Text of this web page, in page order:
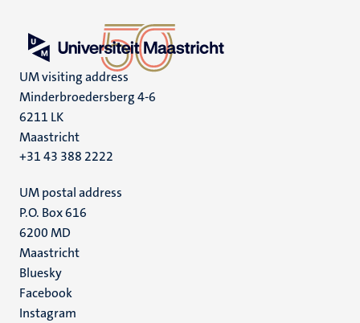
UM visiting address
Minderbroedersberg 4-6
6211 LK
Maastricht
+31 43 388 2222
UM postal address
P.O. Box 616
6200 MD
Maastricht
Social
media
Bluesky
Facebook
Instagram